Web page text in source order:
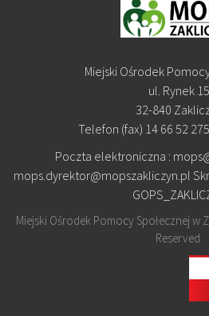
Miejski Ośrodek
ul. Rynek 15
32-840
Telefon (fax) 14 66 52
Poczta elektroniczna :
mops.dyrektor@mopszakliczyn.pl
Miejski Ośrodek Pomocy Społecznej w
Reserved.